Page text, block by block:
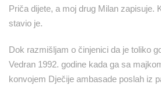
Priča dijete, a moj drug Milan zapisuje.
stavio je.
Dok razmišljam o činjenici da je toliko
Vedran 1992. godine kada ga sa
konvojem Dječije ambasade poslah iz